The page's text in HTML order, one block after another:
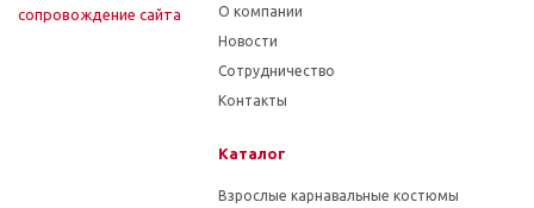
cопровождение сайта
О компании
Новости
Сотрудничество
Контакты
Каталог
Взрослые карнавальные костюмы